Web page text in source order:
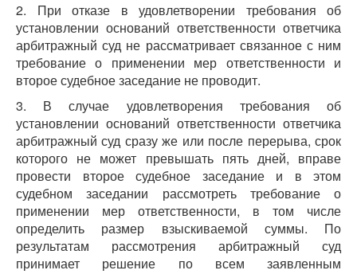
2. При отказе в удовлетворении требования об
установлении оснований ответственности ответчика
арбитражный суд не рассматривает связанное с ним
требование о применении мер ответственности и
второе судебное заседание не проводит.
3. В случае удовлетворения требования об
установлении оснований ответственности ответчика
арбитражный суд сразу же или после перерыва, срок
которого не может превышать пять дней, вправе
провести второе судебное заседание и в этом
судебном заседании рассмотреть требование о
применении мер ответственности, в том числе
определить размер взыскиваемой суммы. По
результатам рассмотрения арбитражный суд
принимает решение по всем заявленным